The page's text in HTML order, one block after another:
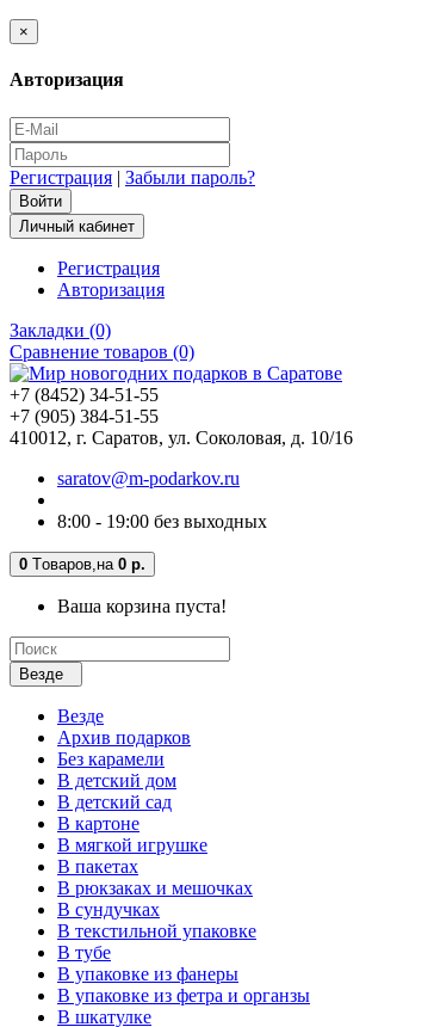
×
Авторизация
Регистрация | Забыли пароль?
Личный кабинет
Регистрация
Авторизация
Закладки (0)
Сравнение товаров (0)
+7 (8452) 34-51-55
+7 (905) 384-51-55
410012, г. Саратов, ул. Соколовая, д. 10/16
saratov@m-podarkov.ru
8:00 - 19:00 без выходных
0 Tоваров, на 0 р.
Ваша корзина пуста!
Везде
Везде
Архив подарков
Без карамели
В детский дом
В детский сад
В картоне
В мягкой игрушке
В пакетах
В рюкзаках и мешочках
В сундучках
В текстильной упаковке
В тубе
В упаковке из фанеры
В упаковке из фетра и органзы
В шкатулке